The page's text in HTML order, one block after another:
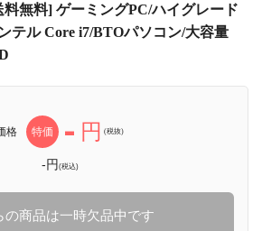
無料] ゲーミングPC/ハイグレード
テル Core i7/BTOパソコン/大容量
格 特価 - 円 (税抜)
-円(税込)
の商品は一時欠品中です